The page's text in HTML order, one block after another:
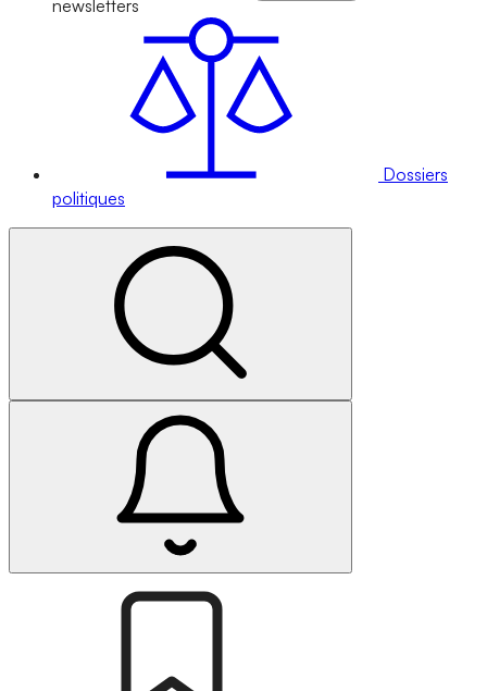
newsletters
Dossiers
politiques